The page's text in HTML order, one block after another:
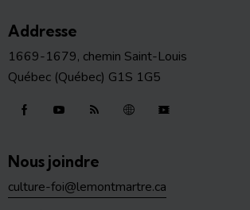
Addresse
1669-1679, chemin Saint-Louis
Québec (Québec) G1S 1G5
Nous joindre
culture-foi@lemontmartre.ca